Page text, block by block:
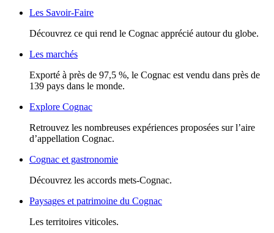
Les Savoir-Faire
Découvrez ce qui rend le Cognac apprécié autour du globe.
Les marchés
Exporté à près de 97,5 %, le Cognac est vendu dans près de
139 pays dans le monde.
Explore Cognac
Retrouvez les nombreuses expériences proposées sur l’aire
d’appellation Cognac.
Cognac et gastronomie
Découvrez les accords mets-Cognac.
Paysages et patrimoine du Cognac
Les territoires viticoles.